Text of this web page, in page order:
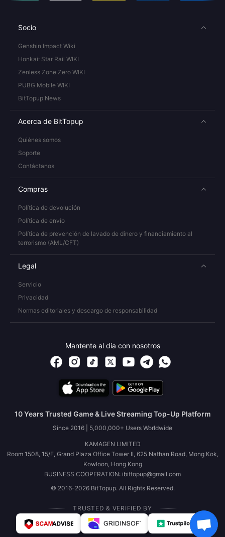
Socio
Genshin Impact Wiki
Honkai: Star Rail WIKI
Zenless Zone Zero WIKI
PUBG Mobile WIKI
BitTopup News
Acerca de BitTopup
Quiénes somos
Soporte
Contáctanos
Compras
Política de devolución
Política de envío
Política de prevención de lavado de dinero y financiamiento al
terrorismo (AML/CFT)
Legal
Servicio
Privacidad
Normas editoriales y descargo de responsabilidad
Mantente al día con nosotros
10 Years Trusted Game & Live Streaming Top-Up Platform
Since 2016 | 5,000,000+ Users Worldwide
KAMAGEN LIMITED
Room 1508, 15/F, Grand Plaza Office Tower II, 625 Nathan Road, Mong Kok,
Kowloon, Hong Kong
BUSINESS COOPERATION: ibittopup@gmail.com
© 2016-2026 BitTopup. All Rights Reserved.
TRUSTED & VERIFIED BY